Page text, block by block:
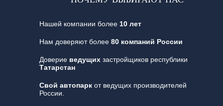
Нашей компании более 10 лет
Нам доверяют более 80 компаний России
Доверие ведущихзастройщиков республики
Татарстан
Свой автопаркот ведущих производителей
России.